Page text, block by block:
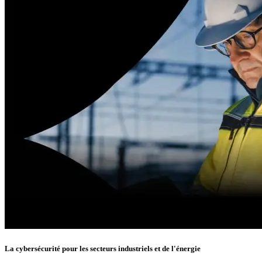
La cybersécurité pour les secteurs industriels et de l'énergie